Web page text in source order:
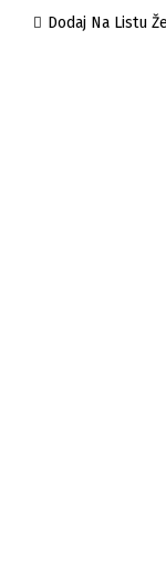
Dodaj Na Listu